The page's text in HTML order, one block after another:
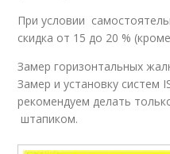
Жалюзи на окна
При условии
скидка от 15 до 20 %
Замер горизонтальных
Замер и установку систем
рекомендуем делать
штапиком.